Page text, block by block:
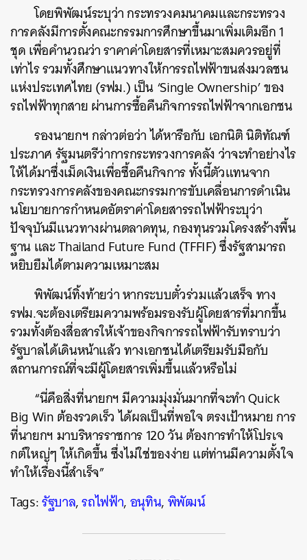
โดยพิพัฒน์ระบุว่า กระทรวงคมนาคมและกระทรวง
การคลังมีการตั้งคณะกรรมการศึกษาขึ้นมาเพิ่มเติมอีก 1
ชุด เพื่อคำนวณว่า ราคาค่าโดยสารที่เหมาะสมควรอยู่ที่
เท่าไร รวมทั้งศึกษาแนวทางให้การรถไฟฟ้าขนส่งมวลชน
แห่งประเทศไทย (รฟม.) เป็น ‘Single Ownership’ ของ
รถไฟฟ้าทุกสาย ผ่านการซื้อคืนกิจการรถไฟฟ้าจากเอกชน
รองนายกฯ กล่าวต่อว่า ได้หารือกับ เอกนิติ นิติทัณฑ์
ประภาศ รัฐมนตรีว่าการกระทรวงการคลัง ว่าจะทำอย่างไร
ให้ได้มาซึ่งเม็ดเงินเพื่อซื้อคืนกิจการ ทั้งนี้ตัวแทนจาก
กระทรวงการคลังของคณะกรรมการขับเคลื่อนการดำเนิน
นโยบายการกำหนดอัตราค่าโดยสารรถไฟฟ้าระบุว่า
ปัจจุบันมีแนวทางผ่านตลาดทุน, กองทุนรวมโครงสร้างพื้น
ฐาน และ Thailand Future Fund (TFFIF) ซึ่งรัฐสามารถ
หยิบยืมได้ตามความเหมาะสม
พิพัฒน์ทิ้งท้ายว่า หากระบบตั๋วร่วมแล้วเสร็จ ทาง
รฟม.จะต้องเตรียมความพร้อมรองรับผู้โดยสารที่มากขึ้น
รวมทั้งต้องสื่อสารให้เจ้าของกิจการรถไฟฟ้ารับทราบว่า
รัฐบาลได้เดินหน้าแล้ว ทางเอกชนได้เตรียมรับมือกับ
สถานการณ์ที่จะมีผู้โดยสารเพิ่มขึ้นแล้วหรือไม่
“นี่คือสิ่งที่นายกฯ มีความมุ่งมั่นมากที่จะทำ Quick
Big Win ต้องรวดเร็ว ได้ผลเป็นที่พอใจ ตรงเป้าหมาย การ
ที่นายกฯ มาบริหารราชการ 120 วัน ต้องการทำให้โปรเจ
กต์ใหญ่ๆ ให้เกิดขึ้น ซึ่งไม่ใช่ของง่าย แต่ท่านมีความตั้งใจ
ทำให้เรื่องนี้สำเร็จ”
Tags:รัฐบาล,รถไฟฟ้า,อนุทิน,พิพัฒน์